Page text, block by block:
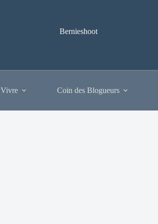
Bernieshoot
Coin des Blogueurs